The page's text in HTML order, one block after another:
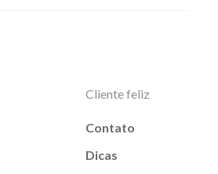
Cliente feliz
Contato
Dicas